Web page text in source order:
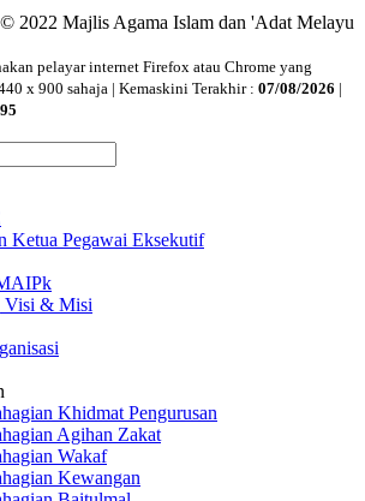
2022 Majlis Agama Islam dan 'Adat Melayu
pelayar internet Firefox atau Chrome yang
x 900 sahaja | Kemaskini Terakhir : 07/08/2026 |
Ketua Pegawai Eksekutif
Visi & Misi
Khidmat Pengurusan
Agihan Zakat
Wakaf
Kewangan